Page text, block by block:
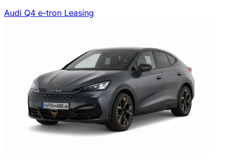
Audi Q4 e-tron Leasing